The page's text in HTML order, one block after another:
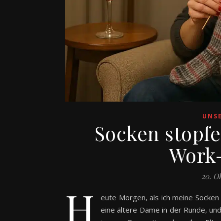
Socken
20.
H
eute Morgen, als ich meine
eine ältere Dame in der Runde,